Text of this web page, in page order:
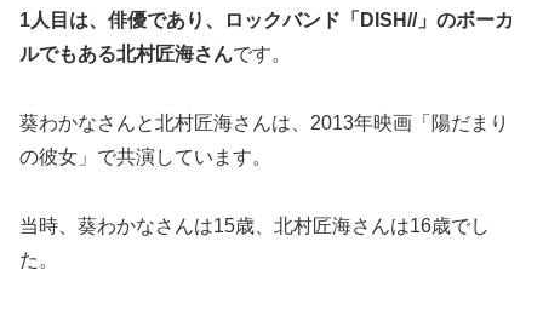
1人目は、俳優であり、ロックバンド「DISH//」のボーカ
ルでもある北村匠海さんです。
葵わかなさんと北村匠海さんは、2013年映画「陽だまり
の彼女」で共演しています。
当時、葵わかなさんは15歳、北村匠海さんは16歳でし
た。